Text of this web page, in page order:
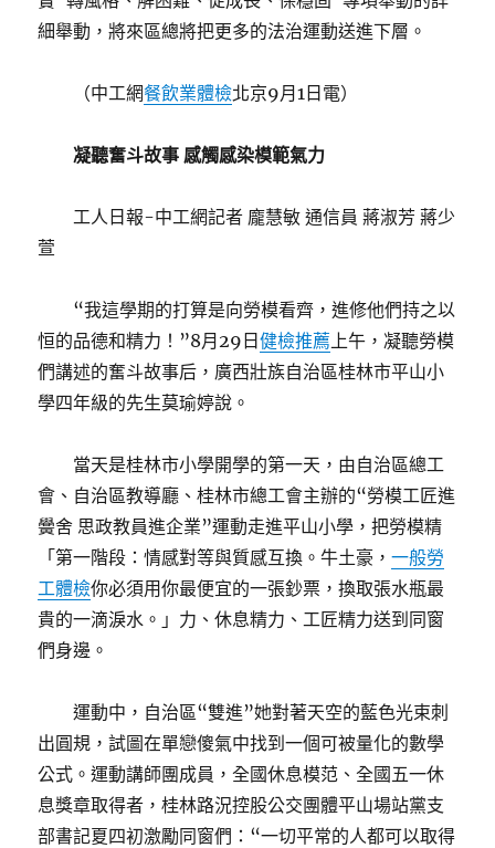
細舉動，將來區總將把更多的法治運動送進下層。
（中工網餐飲業體檢北京9月1日電）
凝聽奮斗故事 感觸感染模範氣力
工人日報-中工網記者 龐慧敏 通信員 蔣淑芳 蔣少
萱
“我這學期的打算是向勞模看齊，進修他們持之以
恒的品德和精力！”8月29日健檢推薦上午，凝聽勞模
們講述的奮斗故事后，廣西壯族自治區桂林市平山小
學四年級的先生莫瑜婷說。
當天是桂林市小學開學的第一天，由自治區總工
會、自治區教導廳、桂林市總工會主辦的“勞模工匠進
黌舍 思政教員進企業”運動走進平山小學，把勞模精
「第一階段：情感對等與質感互換。牛土豪，一般勞
工體檢你必須用你最便宜的一張鈔票，換取張水瓶最
貴的一滴淚水。」力、休息精力、工匠精力送到同窗
們身邊。
運動中，自治區“雙進”她對著天空的藍色光束刺
出圓規，試圖在單戀傻氣中找到一個可被量化的數學
公式。運動講師團成員，全國休息模范、全國五一休
息獎章取得者，桂林路況控股公交團體平山場站黨支
部書記夏四初激勵同窗們：“一切平常的人都可以取得